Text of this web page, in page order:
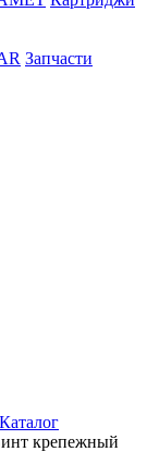
Запчасти
Каталог
крепежный